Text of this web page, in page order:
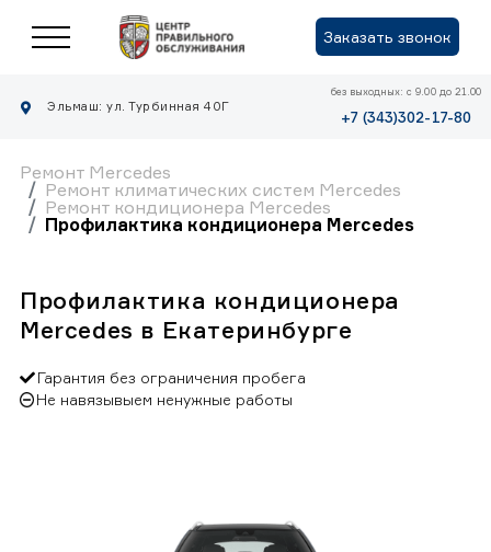
Заказать звонок
Эльмаш: ул. Турбинная 40Г
без выходных: с 9.00 до 21.00
+7 (343)302-17-80
Ремонт Mercedes
Ремонт климатических систем Mercedes
Ремонт кондиционера Mercedes
Профилактика кондиционера Mercedes
Профилактика кондиционера
Mercedes в Екатеринбурге
Гарантия без ограничения пробега
Не навязывыем ненужные работы